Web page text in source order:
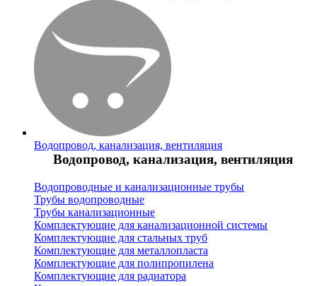
Водопровод, канализация, вентиляция
Водопровод, канализация, вентиляция
Водопроводные и канализационные трубы
Трубы водопроводные
Трубы канализационные
Комплектующие для канализационной системы
Комплектующие для стальных труб
Комплектующие для металлопласта
Комплектующие для полипропилена
Комплектующие для радиатора